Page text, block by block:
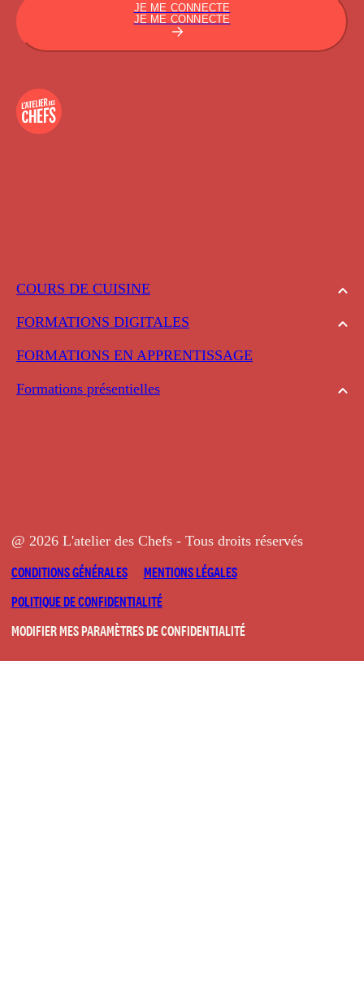
COURS DE CUISINE
FORMATIONS DIGITALES
FORMATIONS EN APPRENTISSAGE
Formations présentielles
JE ME CONNECTE
JE ME CONNECTE
@ 2026 L'atelier des Chefs - Tous droits réservés
CONDITIONS GÉNÉRALES
MENTIONS LÉGALES
POLITIQUE DE CONFIDENTIALITÉ
MODIFIER MES PARAMÈTRES DE CONFIDENTIALITÉ